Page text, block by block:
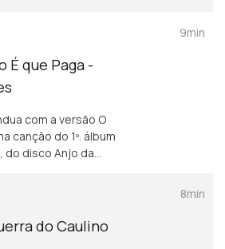
É que Paga -
com a versão O
canção do 1º. álbum
do disco Anjo da
9min
do Caulino
8min